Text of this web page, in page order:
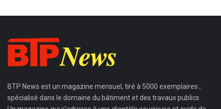
BTP News est un magazine mensuel, tiré à 5000 exemplaires ;
spécialisé dans le domaine du bâtiment et des travaux publics.